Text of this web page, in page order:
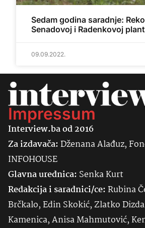
Sedam godina saradnje:
Senadovoj i Radenkovoj
09.09.2022.
Impressum
Interview.ba od 2016
Za izdavača:Dženana Alađuz,
INFOHOUSE
Glavna urednica: SenkaKurt
Redakcija i saradnici/ce:Rubina
Brčkalo, Edin Skokić, Zlatko
Kamenica, Anisa Mahmutović,